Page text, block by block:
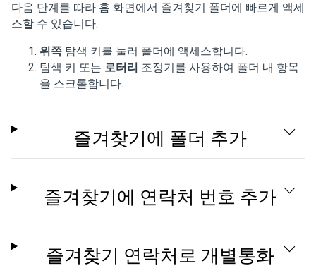
다음 단계를 따라 홈 화면에서 즐겨찾기 폴더에 빠르게 액세
스할 수 있습니다.
위쪽 탐색 키를 눌러 폴더에 액세스합니다.
탐색 키 또는 로터리 조정기를 사용하여 폴더 내 항목
을 스크롤합니다.
즐겨찾기에 폴더 추가
즐겨찾기에 연락처 번호 추가
즐겨찾기 연락처로 개별통화